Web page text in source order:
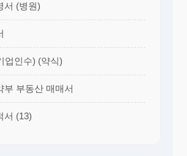
서 (병원)
업인수) (약식)
부 부동산 매매서
서 (13)